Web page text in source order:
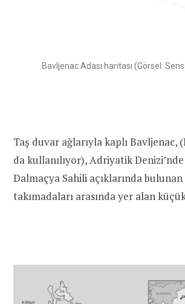
Bavljenac Adası haritası (Görsel:
Taş duvar ağlarıyla kaplı Bavljenac,
da kullanılıyor), Adriyatik Denizi’nde
Dalmaçya Sahili açıklarında bulunan
takımadaları arasında yer alan